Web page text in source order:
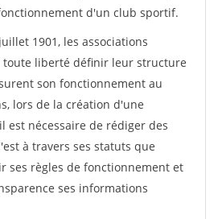
d'un club sportif.
1901, les associations
toute liberté définir leur structure
son fonctionnement au
lors de la création d'une
est nécessaire de rédiger des
à travers ses statuts que
ses règles de fonctionnement et
ses informations